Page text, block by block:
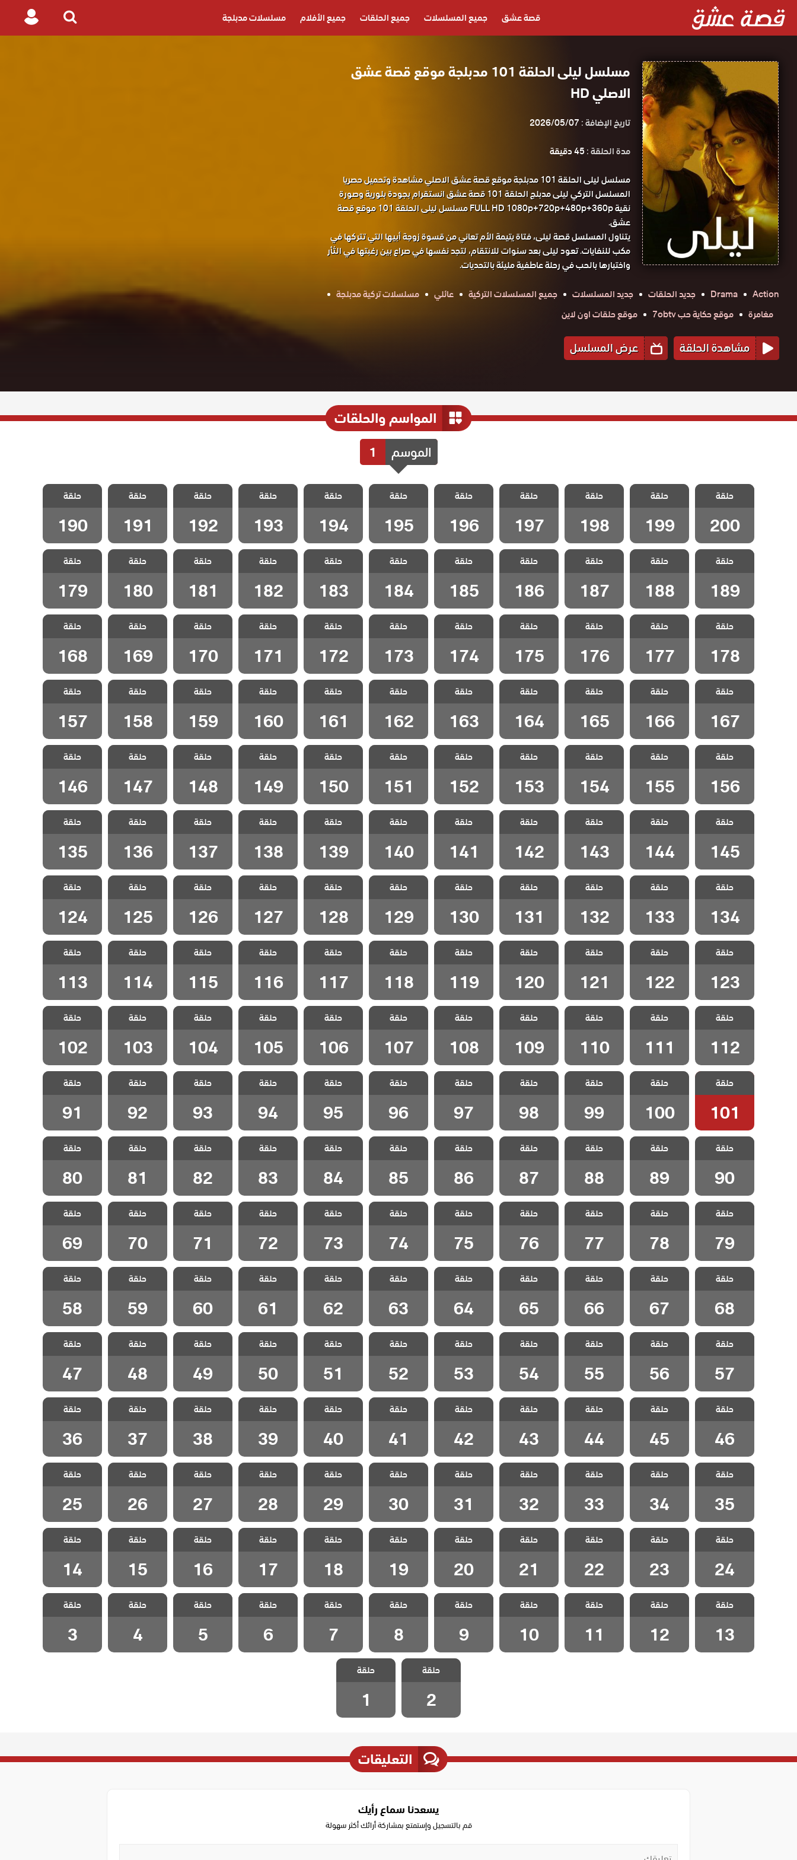
قصة عشق جميع المسلسلات جميع الحلقات جميع الأفلام مسلسلات مدبلجة
Search
Login
مسلسل ليلى الحلقة 101 مدبلجة موقع قصة عشق
الاصلي HD
تاريخ الإضافة :2026/05/07
مدة الحلقة :45 دقيقة
مسلسل ليلى الحلقة 101 مدبلجة موقع قصة عشق الاصلي مشاهدة وتحميل حصريا
المسلسل التركي ليلى مدبلج الحلقة 101 قصة عشق انستقرام بجودة بلورية وصورة
نقية FULL HD 1080p+720p+480p+360p مسلسل ليلى الحلقة 101 موقع قصة
عشق.
يتناول المسلسل قصة ليلى، فتاة يتيمة الأم تعاني من قسوة زوجة أبيها التي تتركها في
مكب للنفايات. تعود ليلى بعد سنوات للانتقام، لتجد نفسها في صراع بين رغبتها في الثأر
واختبارها بالحب في رحلة عاطفية مليئة بالتحديات.
Action
Drama جديد الحلقات جديد المسلسلات جميع المسلسلات التركية عائلي
مسلسلات تركية مدبلجة
مغامرة
موقع حكاية حب 7obtv موقع حلقات اون لاين
مشاهدة الحلقة عرض المسلسل
المواسم والحلقات
الموسم 1
ليلى مدبلج
الحلقة 200
والاخيرة
حلقة
200
مسلسل
ليلى مدبلج
الحلقة 199
حلقة
199
مسلسل
ليلى مدبلج
الحلقة 198
حلقة
198
مسلسل
ليلى مدبلج
الحلقة 197
حلقة
197
مسلسل
ليلى مدبلج
الحلقة 196
حلقة
196
مسلسل
ليلى مدبلج
الحلقة 195
حلقة
195
مسلسل
ليلى مدبلج
الحلقة 194
حلقة
194
مسلسل
ليلى مدبلج
الحلقة 193
حلقة
193
مسلسل
ليلى مدبلج
الحلقة 192
حلقة
192
مسلسل
ليلى مدبلج
الحلقة 191
حلقة
191
مسلسل
ليلى مدبلج
الحلقة 190
حلقة
190
مسلسل
ليلى مدبلج
الحلقة 189
حلقة
189
مسلسل
ليلى مدبلج
الحلقة 188
حلقة
188
مسلسل
ليلى مدبلج
الحلقة 187
حلقة
187
مسلسل
ليلى مدبلج
الحلقة 186
حلقة
186
مسلسل
ليلى مدبلج
الحلقة 185
حلقة
185
مسلسل
ليلى مدبلج
الحلقة 184
حلقة
184
مسلسل
ليلى مدبلج
الحلقة 183
حلقة
183
مسلسل
ليلى مدبلج
الحلقة 182
حلقة
182
مسلسل
ليلى مدبلج
الحلقة 181
حلقة
181
مسلسل
ليلى مدبلج
الحلقة 180
حلقة
180
مسلسل
ليلى مدبلج
الحلقة 179
حلقة
179
مسلسل
ليلى مدبلج
الحلقة 178
حلقة
178
مسلسل
ليلى مدبلج
الحلقة 177
حلقة
177
مسلسل
ليلى مدبلج
الحلقة 176
حلقة
176
مسلسل
ليلى مدبلج
الحلقة 175
حلقة
175
مسلسل
ليلى مدبلج
الحلقة 174
حلقة
174
مسلسل
ليلى مدبلج
الحلقة 173
حلقة
173
مسلسل
ليلى مدبلج
الحلقة 172
حلقة
172
مسلسل
ليلى مدبلج
الحلقة 171
حلقة
171
مسلسل
ليلى مدبلج
الحلقة 170
حلقة
170
مسلسل
ليلى مدبلج
الحلقة 169
حلقة
169
مسلسل
ليلى مدبلج
الحلقة 168
حلقة
168
مسلسل
ليلى مدبلج
الحلقة 167
حلقة
167
مسلسل
ليلى مدبلج
الحلقة 166
حلقة
166
مسلسل
ليلى مدبلج
الحلقة 165
حلقة
165
مسلسل
ليلى مدبلج
الحلقة 164
حلقة
164
مسلسل
ليلى مدبلج
الحلقة 163
حلقة
163
مسلسل
ليلى مدبلج
الحلقة 162
حلقة
162
مسلسل
ليلى مدبلج
الحلقة 161
حلقة
161
مسلسل
ليلى مدبلج
الحلقة 160
حلقة
160
مسلسل
ليلى مدبلج
الحلقة 159
حلقة
159
مسلسل
ليلى مدبلج
الحلقة 158
حلقة
158
مسلسل
ليلى مدبلج
الحلقة 157
حلقة
157
مسلسل
ليلى مدبلج
الحلقة 156
حلقة
156
مسلسل
ليلى مدبلج
الحلقة 155
حلقة
155
مسلسل
ليلى مدبلج
الحلقة 154
حلقة
154
مسلسل
ليلى مدبلج
الحلقة 153
حلقة
153
مسلسل
ليلى مدبلج
الحلقة 152
حلقة
152
مسلسل
ليلى مدبلج
الحلقة 151
حلقة
151
مسلسل
ليلى مدبلج
الحلقة 150
حلقة
150
مسلسل
ليلى مدبلج
الحلقة 149
حلقة
149
مسلسل
ليلى مدبلج
الحلقة 148
حلقة
148
مسلسل
ليلى مدبلج
الحلقة 147
حلقة
147
مسلسل
ليلى مدبلج
الحلقة 146
حلقة
146
مسلسل
ليلى مدبلج
الحلقة 145
حلقة
145
مسلسل
ليلى مدبلج
الحلقة 144
حلقة
144
مسلسل
ليلى مدبلج
الحلقة 143
حلقة
143
مسلسل
ليلى مدبلج
الحلقة 142
حلقة
142
مسلسل
ليلى مدبلج
الحلقة 141
حلقة
141
مسلسل
ليلى مدبلج
الحلقة 140
حلقة
140
مسلسل
ليلى مدبلج
الحلقة 139
حلقة
139
مسلسل
ليلى مدبلج
الحلقة 138
حلقة
138
مسلسل
ليلى مدبلج
الحلقة 137
حلقة
137
مسلسل
ليلى مدبلج
الحلقة 136
حلقة
136
مسلسل
ليلى مدبلج
الحلقة 135
حلقة
135
مسلسل
ليلى مدبلج
الحلقة 134
حلقة
134
مسلسل
ليلى مدبلج
الحلقة 133
حلقة
133
مسلسل
ليلى مدبلج
الحلقة 132
حلقة
132
مسلسل
ليلى مدبلج
الحلقة 131
حلقة
131
مسلسل
ليلى مدبلج
الحلقة 130
حلقة
130
مسلسل
ليلى مدبلج
الحلقة 129
حلقة
129
مسلسل
ليلى مدبلج
الحلقة 128
حلقة
128
مسلسل
ليلى مدبلج
الحلقة 127
حلقة
127
مسلسل
ليلى مدبلج
الحلقة 126
حلقة
126
مسلسل
ليلى مدبلج
الحلقة 125
حلقة
125
مسلسل
ليلى مدبلج
الحلقة 124
حلقة
124
مسلسل
ليلى مدبلج
الحلقة 123
حلقة
123
مسلسل
ليلى مدبلج
الحلقة 122
حلقة
122
مسلسل
ليلى مدبلج
الحلقة 121
حلقة
121
مسلسل
ليلى مدبلج
الحلقة 120
حلقة
120
مسلسل
ليلى مدبلج
الحلقة 119
حلقة
119
مسلسل
ليلى مدبلج
الحلقة 118
حلقة
118
مسلسل
ليلى مدبلج
الحلقة 117
حلقة
117
مسلسل
ليلى مدبلج
الحلقة 116
حلقة
116
مسلسل
ليلى مدبلج
الحلقة 115
حلقة
115
مسلسل
ليلى مدبلج
الحلقة 114
حلقة
114
مسلسل
ليلى مدبلج
الحلقة 113
حلقة
113
مسلسل
ليلى مدبلج
الحلقة 112
حلقة
112
مسلسل
ليلى مدبلج
الحلقة 111
حلقة
111
مسلسل
ليلى مدبلج
الحلقة 110
حلقة
110
مسلسل
ليلى مدبلج
الحلقة 109
حلقة
109
مسلسل
ليلى مدبلج
الحلقة 108
حلقة
108
مسلسل
ليلى مدبلج
الحلقة 107
حلقة
107
مسلسل
ليلى مدبلج
الحلقة 106
حلقة
106
مسلسل
ليلى مدبلج
الحلقة 105
حلقة
105
مسلسل
ليلى مدبلج
الحلقة 104
حلقة
104
مسلسل
ليلى مدبلج
الحلقة 103
حلقة
103
مسلسل
ليلى مدبلج
الحلقة 102
حلقة
102
مسلسل
ليلى مدبلج
الحلقة 101
حلقة
101
مسلسل
ليلى مدبلج
الحلقة 100
حلقة
100
مسلسل
ليلى مدبلج
الحلقة 99
حلقة
99
مسلسل
ليلى مدبلج
الحلقة 98
حلقة
98
مسلسل
ليلى مدبلج
الحلقة 97
حلقة
97
مسلسل
ليلى مدبلج
الحلقة 96
حلقة
96
مسلسل
ليلى مدبلج
الحلقة 95
حلقة
95
مسلسل
ليلى مدبلج
الحلقة 94
حلقة
94
مسلسل
ليلى مدبلج
الحلقة 93
حلقة
93
مسلسل
ليلى مدبلج
الحلقة 92
حلقة
92
مسلسل
ليلى مدبلج
الحلقة 91
حلقة
91
مسلسل
ليلى مدبلج
الحلقة 90
حلقة
90
مسلسل
ليلى مدبلج
الحلقة 89
حلقة
89
مسلسل
ليلى مدبلج
الحلقة 88
حلقة
88
مسلسل
ليلى مدبلج
الحلقة 87
حلقة
87
مسلسل
ليلى مدبلج
الحلقة 86
حلقة
86
مسلسل
ليلى مدبلج
الحلقة 85
حلقة
85
مسلسل
ليلى مدبلج
الحلقة 84
حلقة
84
مسلسل
ليلى مدبلج
الحلقة 83
حلقة
83
مسلسل
ليلى مدبلج
الحلقة 82
حلقة
82
مسلسل
ليلى مدبلج
الحلقة 81
حلقة
81
مسلسل
ليلى مدبلج
الحلقة 80
حلقة
80
مسلسل
ليلى مدبلج
الحلقة 79
حلقة
79
مسلسل
ليلى مدبلج
الحلقة 78
حلقة
78
مسلسل
ليلى مدبلج
الحلقة 77
حلقة
77
مسلسل
ليلى مدبلج
الحلقة 76
حلقة
76
مسلسل
ليلى مدبلج
الحلقة 75
حلقة
75
مسلسل
ليلى مدبلج
الحلقة 74
حلقة
74
مسلسل
ليلى مدبلج
الحلقة 73
حلقة
73
مسلسل
ليلى مدبلج
الحلقة 72
حلقة
72
مسلسل
ليلى مدبلج
الحلقة 71
حلقة
71
مسلسل
ليلى مدبلج
الحلقة 70
حلقة
70
مسلسل
ليلى مدبلج
الحلقة 69
حلقة
69
مسلسل
ليلى مدبلج
الحلقة 68
حلقة
68
مسلسل
ليلى مدبلج
الحلقة 67
حلقة
67
مسلسل
ليلى مدبلج
الحلقة 66
حلقة
66
مسلسل
ليلى مدبلج
الحلقة 65
حلقة
65
مسلسل
ليلى مدبلج
الحلقة 64
حلقة
64
مسلسل
ليلى مدبلج
الحلقة 63
حلقة
63
مسلسل
ليلى مدبلج
الحلقة 62
حلقة
62
مسلسل
ليلى مدبلج
الحلقة 61
حلقة
61
مسلسل
ليلى مدبلج
الحلقة 60
حلقة
60
مسلسل
ليلى مدبلج
الحلقة 59
حلقة
59
مسلسل
ليلى مدبلج
الحلقة 58
حلقة
58
مسلسل
ليلى مدبلج
الحلقة 57
حلقة
57
مسلسل
ليلى مدبلج
الحلقة 56
حلقة
56
مسلسل
ليلى مدبلج
الحلقة 55
حلقة
55
مسلسل
ليلى مدبلج
الحلقة 54
حلقة
54
مسلسل
ليلى مدبلج
الحلقة 53
حلقة
53
مسلسل
ليلى مدبلج
الحلقة 52
حلقة
52
مسلسل
ليلى مدبلج
الحلقة 51
حلقة
51
مسلسل
ليلى مدبلج
الحلقة 50
حلقة
50
مسلسل
ليلى مدبلج
الحلقة 49
حلقة
49
مسلسل
ليلى مدبلج
الحلقة 48
حلقة
48
مسلسل
ليلى مدبلج
الحلقة 47
حلقة
47
مسلسل
ليلى مدبلج
الحلقة 46
حلقة
46
مسلسل
ليلى مدبلج
الحلقة 45
حلقة
45
مسلسل
ليلى مدبلج
الحلقة 44
حلقة
44
مسلسل
ليلى مدبلج
الحلقة 43
حلقة
43
مسلسل
ليلى مدبلج
الحلقة 42
حلقة
42
مسلسل
ليلى مدبلج
الحلقة 41
حلقة
41
مسلسل
ليلى مدبلج
الحلقة 40
حلقة
40
مسلسل
ليلى مدبلج
الحلقة 39
حلقة
39
مسلسل
ليلى مدبلج
الحلقة 38
حلقة
38
مسلسل
ليلى مدبلج
الحلقة 37
حلقة
37
مسلسل
ليلى مدبلج
الحلقة 36
حلقة
36
مسلسل
ليلى مدبلج
الحلقة 35
حلقة
35
مسلسل
ليلى مدبلج
الحلقة 34
حلقة
34
مسلسل
ليلى مدبلج
الحلقة 33
حلقة
33
مسلسل
ليلى مدبلج
الحلقة 32
حلقة
32
مسلسل
ليلى مدبلج
الحلقة 31
حلقة
31
مسلسل
ليلى مدبلج
الحلقة 30
حلقة
30
مسلسل
ليلى مدبلج
الحلقة 29
حلقة
29
مسلسل
ليلى مدبلج
الحلقة 28
حلقة
28
مسلسل
ليلى مدبلج
الحلقة 27
حلقة
27
مسلسل
ليلى مدبلج
الحلقة 26
حلقة
26
مسلسل
ليلى مدبلج
الحلقة 25
حلقة
25
مسلسل
ليلى مدبلج
الحلقة 24
حلقة
24
مسلسل
ليلى مدبلج
الحلقة 23
حلقة
23
مسلسل
ليلى مدبلج
الحلقة 22
حلقة
22
مسلسل
ليلى مدبلج
الحلقة 21
حلقة
21
مسلسل
ليلى مدبلج
الحلقة 20
حلقة
20
مسلسل
ليلى مدبلج
الحلقة 19
حلقة
19
مسلسل
ليلى مدبلج
الحلقة 18
حلقة
18
مسلسل
ليلى مدبلج
الحلقة 17
حلقة
17
مسلسل
ليلى مدبلج
الحلقة 16
حلقة
16
مسلسل
ليلى مدبلج
الحلقة 15
حلقة
15
مسلسل
ليلى مدبلج
الحلقة 14
حلقة
14
مسلسل
ليلى مدبلج
الحلقة 13
حلقة
13
مسلسل
ليلى مدبلج
الحلقة 12
حلقة
12
مسلسل
ليلى مدبلج
الحلقة 11
حلقة
11
مسلسل
ليلى مدبلج
الحلقة 10
حلقة
10
مسلسل
ليلى مدبلج
الحلقة 9
حلقة
9
مسلسل
ليلى مدبلج
الحلقة 8
حلقة
8
مسلسل
ليلى مدبلج
الحلقة 7
حلقة
7
مسلسل
ليلى مدبلج
الحلقة 6
حلقة
6
مسلسل
ليلى مدبلج
الحلقة 5
حلقة
5
مسلسل
ليلى مدبلج
الحلقة 4
حلقة
4
مسلسل
ليلى مدبلج
الحلقة 3
حلقة
3
مسلسل
ليلى مدبلج
الحلقة 2
حلقة
2
مسلسل
ليلى مدبلج
الحلقة 1
حلقة
1
التعليقات
يسعدنا سماع رأيك
قم بالتسجيل وإستمتع بمشاركة أرائك أكثر سهولة